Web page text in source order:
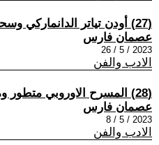
(27) أودن تياتر الدانماركي وسحرجسد الممثل
عصمان فارس
2023 / 5 / 26
الادب والفن
(28) المسرح الاوروبي متطور ومتقدم ومتجدد
عصمان فارس
2023 / 5 / 8
الادب والفن